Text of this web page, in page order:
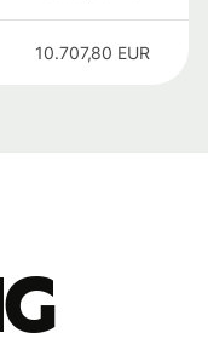
10.707,80 EUR